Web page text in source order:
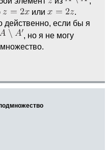
или
.
действенно, если бы я
, но я не могу
множество.